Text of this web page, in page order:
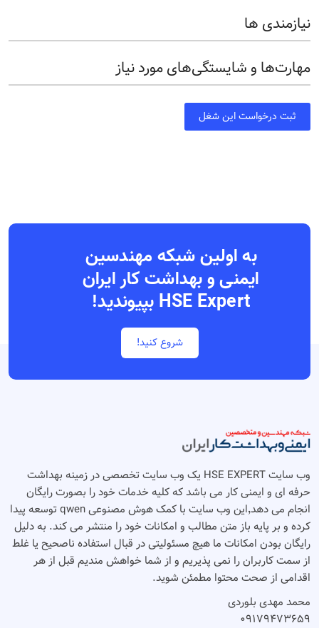
نیازمندی ها
مهارت‌ها و شایستگی‌های مورد نیاز
ثبت درخواست این شغل
به اولین شبکه مهندسین
ایمنی و بهداشت کار ایران
HSE Expert بپیوندید!
شروع کنید!
وب سایت HSE EXPERT یک وب سایت تخصصی در زمینه بهداشت
حرفه ای و ایمنی کار می باشد که کلیه خدمات خود را بصورت رایگان
انجام می دهد٬‌این وب سایت با کمک هوش مصنوعی qwen توسعه پیدا
کرده و بر پایه باز متن مطالب و امکانات خود را منتشر می کند. به دلیل
رایگان بودن امکانات ما هیچ مسئولیتی در قبال استفاده ناصحیح یا غلط
از سمت کاربران را نمی پذیریم و از شما خواهش مندیم قبل از هر
اقدامی از صحت محتوا مطمئن شوید.
محمد مهدی بلوردی
۰۹۱۷۹۴۷۳۶۵۹